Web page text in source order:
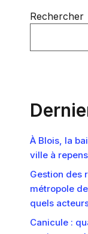
Rechercher
À Blois, la
ville à
Gestion des
métropole
quels
Canicule :